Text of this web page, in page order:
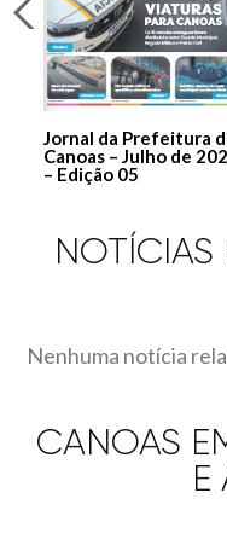
Jornal da Prefeitura
Canoas – Julho de
– Edição 05
NOTÍCIAS
Nenhuma notícia
CANOAS
E